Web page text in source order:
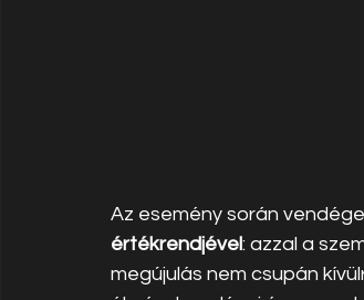
Az esemény során
értékrendjével: azzal a
megújulás nem csupán